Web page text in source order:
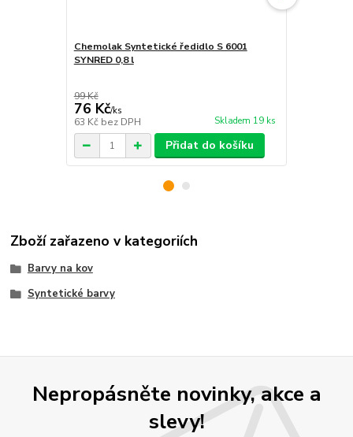
Chemolak Syntetické ředidlo S 6001
SYNRED 0,8 l
99 Kč
76 Kč/ks
63 Kč bez DPH Skladem 19 ks
Přidat do košíku
Zboží zařazeno v kategoriích
Barvy na kov
Syntetické barvy
Nepropásněte novinky, akce a
slevy!